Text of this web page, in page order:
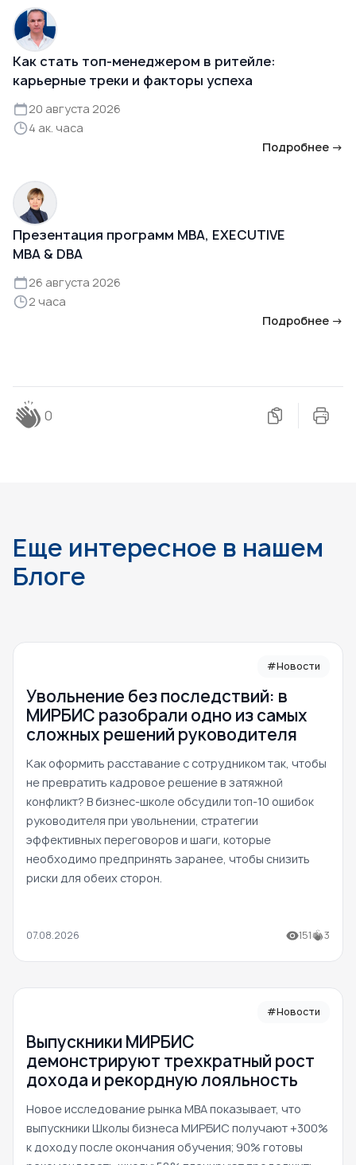
Как стать топ-менеджером в ритейле:
карьерные треки и факторы успеха
20 августа 2026
4 ак. часа
Подробнее →
Презентация программ MBA, EXECUTIVE
MBA & DBA
26 августа 2026
2 часа
Подробнее →
0
Еще интересное в нашем
Блоге
#Новости
Увольнение без последствий: в
МИРБИС разобрали одно из самых
сложных решений руководителя
Как оформить расставание с сотрудником так, чтобы
не превратить кадровое решение в затяжной
конфликт? В бизнес-школе обсудили топ-10 ошибок
руководителя при увольнении, стратегии
эффективных переговоров и шаги, которые
необходимо предпринять заранее, чтобы снизить
риски для обеих сторон.
07.08.2026 151 3
#Новости
Выпускники МИРБИС
демонстрируют трехкратный рост
дохода и рекордную лояльность
Новое исследование рынка MBA показывает, что
выпускники Школы бизнеса МИРБИС получают +300%
к доходу после окончания обучения; 90% готовы